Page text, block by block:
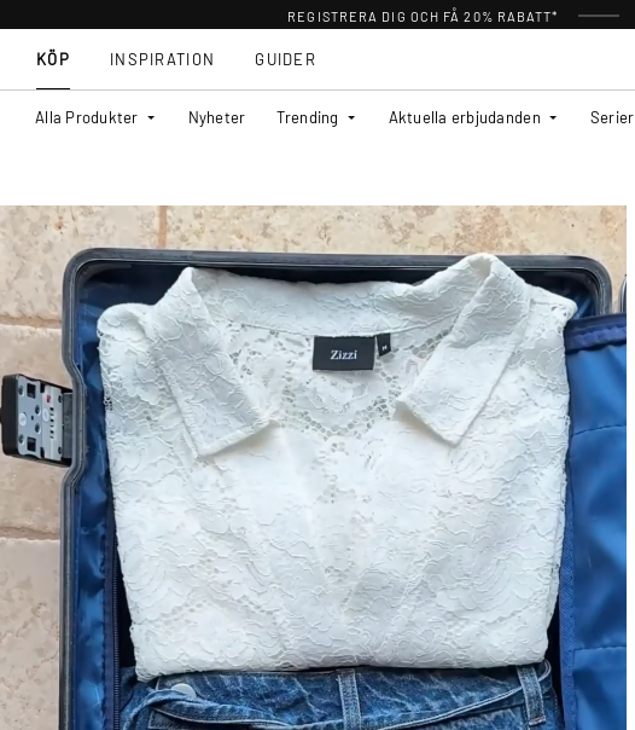
REGISTRERA DIG OCH FÅ 20% RABATT*
KÖP
Alla Produkter Nyheter Trending Aktuella erbjudanden Serier
INSPIRATION GUIDER